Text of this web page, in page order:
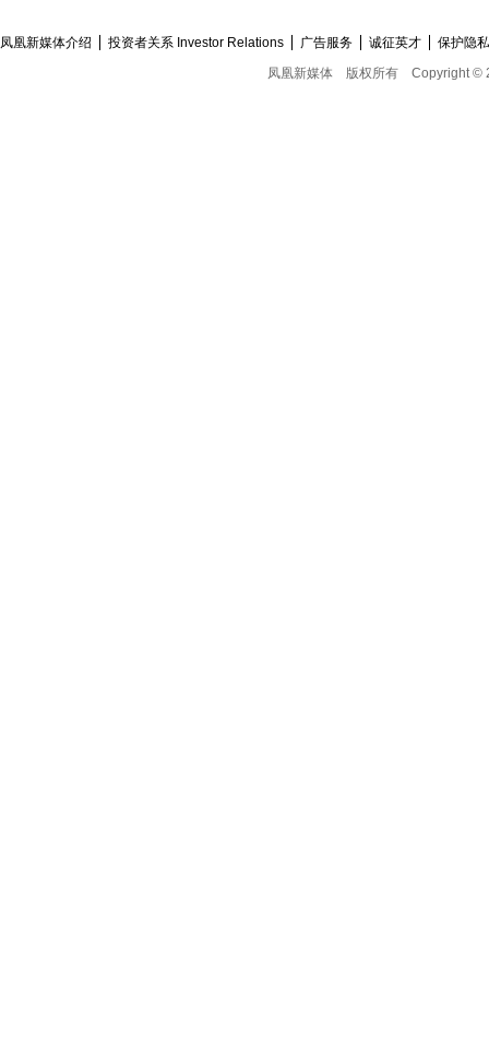
凤凰新媒体介绍 投资者关系 Investor Relations 广告服务 诚征英才
保护隐
凤凰新媒体
版权所有 Copyright ©